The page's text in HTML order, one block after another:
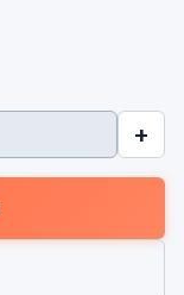
+